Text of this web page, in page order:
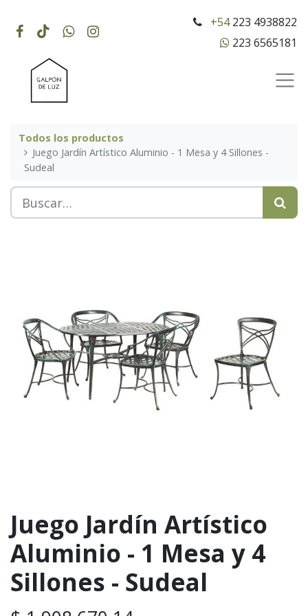
+54223 4938822
223 6565181
Todos los productos
Juego Jardín Artístico Aluminio - 1 Mesa y 4 Sillones -
Sudeal
Juego Jardín Artístico
Aluminio - 1 Mesa y 4
Sillones - Sudeal